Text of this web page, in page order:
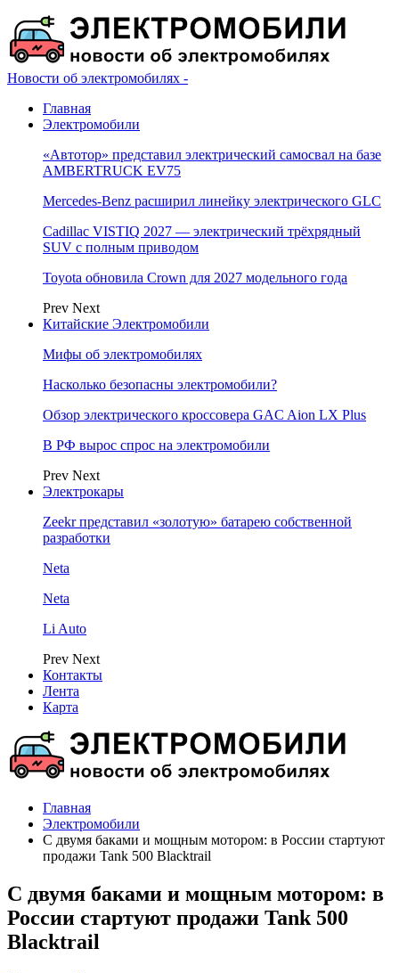
Новости об электромобилях -
Главная
Электромобили
«Автотор» представил электрический самосвал на базе
AMBERTRUCK EV75
Mercedes-Benz расширил линейку электрического GLC
Cadillac VISTIQ 2027 — электрический трёхрядный
SUV с полным приводом
Toyota обновила Crown для 2027 модельного года
Prev Next
Китайские Электромобили
Мифы об электромобилях
Насколько безопасны электромобили?
Обзор электрического кроссовера GAC Aion LX Plus
В РФ вырос спрос на электромобили
Prev Next
Электрокары
Zeekr представил «золотую» батарею собственной
разработки
Neta
Neta
Li Auto
Prev Next
Контакты
Лента
Карта
Главная
Электромобили
С двумя баками и мощным мотором: в России стартуют
продажи Tank 500 Blacktrail
С двумя баками и мощным мотором: в
России стартуют продажи Tank 500
Blacktrail